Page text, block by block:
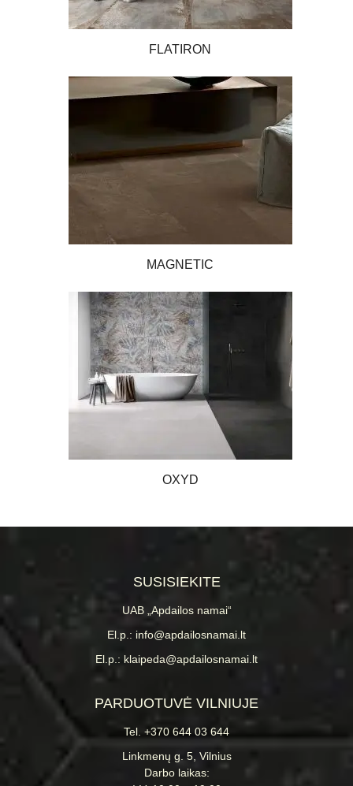
FLATIRON
MAGNETIC
OXYD
SUSISIEKITE
UAB „Apdailos namai“
El.p.: info@apdailosnamai.lt
El.p.: klaipeda@apdailosnamai.lt
PARDUOTUVĖ VILNIUJE
Tel. +370 644 03 644
Linkmenų g. 5, Vilnius
Darbo laikas: